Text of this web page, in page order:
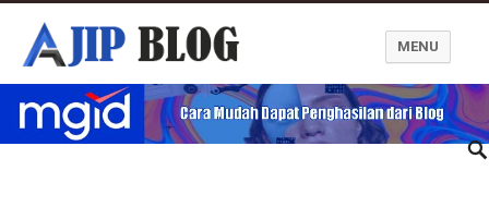
Ajip Blog
MENU